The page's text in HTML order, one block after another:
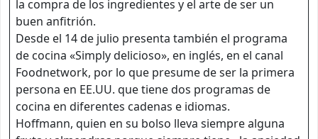
la compra de los ingredientes y el arte de ser un
buen anfitrión.
Desde el 14 de julio presenta también el programa
de cocina «Simply delicioso», en inglés, en el canal
Foodnetwork, por lo que presume de ser la primera
persona en EE.UU. que tiene dos programas de
cocina en diferentes cadenas e idiomas.
Hoffmann, quien en su bolso lleva siempre alguna